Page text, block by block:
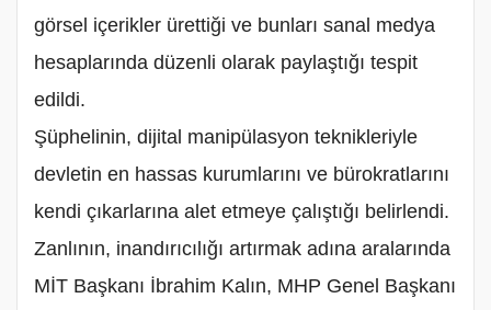
görsel içerikler ürettiği ve bunları sanal medya
hesaplarında düzenli olarak paylaştığı tespit
edildi.
Şüphelinin, dijital manipülasyon teknikleriyle
devletin en hassas kurumlarını ve bürokratlarını
kendi çıkarlarına alet etmeye çalıştığı belirlendi.
Zanlının, inandırıcılığı artırmak adına aralarında
MİT Başkanı İbrahim Kalın, MHP Genel Başkanı